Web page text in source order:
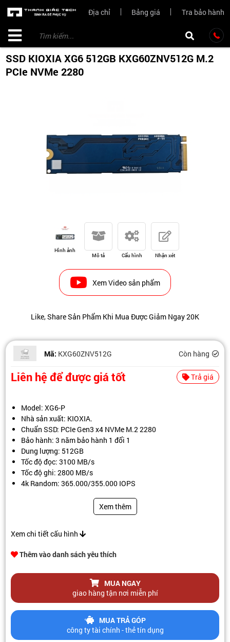
Địa chỉ Bảng giá Tra bảo hành
SSD KIOXIA XG6 512GB KXG60ZNV512G M.2
PCIe NVMe 2280
Hình ảnh
Mô tả Cấu hình Nhận xét
Xem Video sản phẩm
Like, Share Sản Phẩm Khi Mua Được Giảm Ngay 20K
Mã: KXG60ZNV512G Còn hàng
Liên hệ để được giá tốt Trả giá
Model: XG6-P
Nhà sản xuất: KIOXIA.
Chuẩn SSD: PCIe Gen3 x4 NVMe M.2 2280
Bảo hành: 3 năm bảo hành 1 đổi 1
Dung lượng: 512GB
Tốc độ đọc: 3100 MB/s
Tốc độ ghi: 2800 MB/s
4k Random: 365.000/355.000 IOPS
Xem thêm
Xem chi tiết cấu hình
Thêm vào danh sách yêu thích
MUA NGAY
giao hàng tận nơi miễn phí
MUA TRẢ GÓP
công ty tài chính - thẻ tín dụng